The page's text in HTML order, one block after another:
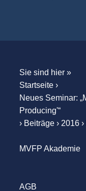
Sie sind hier »
Startseite›
Neues Seminar:
Producing'“
› Beiträge› 2016›
MVFP Akademie
AGB